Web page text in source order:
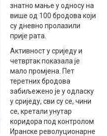
знатно мање у односу на
више од 100 бродова који
су дневно пролазили
прије рата.
Активност у сриједу и
четвртак показала је
мало промјена. Пет
теретних бродова
забиљежено је у одласку
у сриједу, сви су се, чини
се, кретали унутар
коридора под контролом
Иранске револуционарне